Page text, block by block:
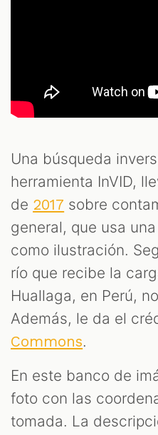
Una búsqueda
herramienta InVID,
de 2017 sobre
general, que usa
como ilustración.
río que recibe la
Huallaga, en Perú,
Además, le da el
Commons.
En este banco de
foto con las
tomada. La